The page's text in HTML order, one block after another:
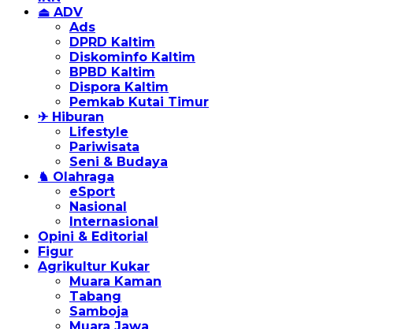
⏏ ADV
Ads
DPRD Kaltim
Diskominfo Kaltim
BPBD Kaltim
Dispora Kaltim
Pemkab Kutai Timur
✈ Hiburan
Lifestyle
Pariwisata
Seni & Budaya
♞ Olahraga
eSport
Nasional
Internasional
Opini & Editorial
Figur
Agrikultur Kukar
Muara Kaman
Tabang
Samboja
Muara Jawa